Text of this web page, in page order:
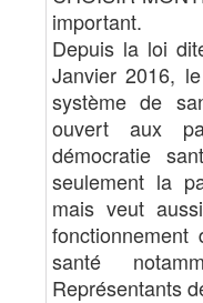
important.
Depuis la loi
Janvier 2016,
système de
ouvert aux
démocratie
seulement la
mais veut
santé
Représentants